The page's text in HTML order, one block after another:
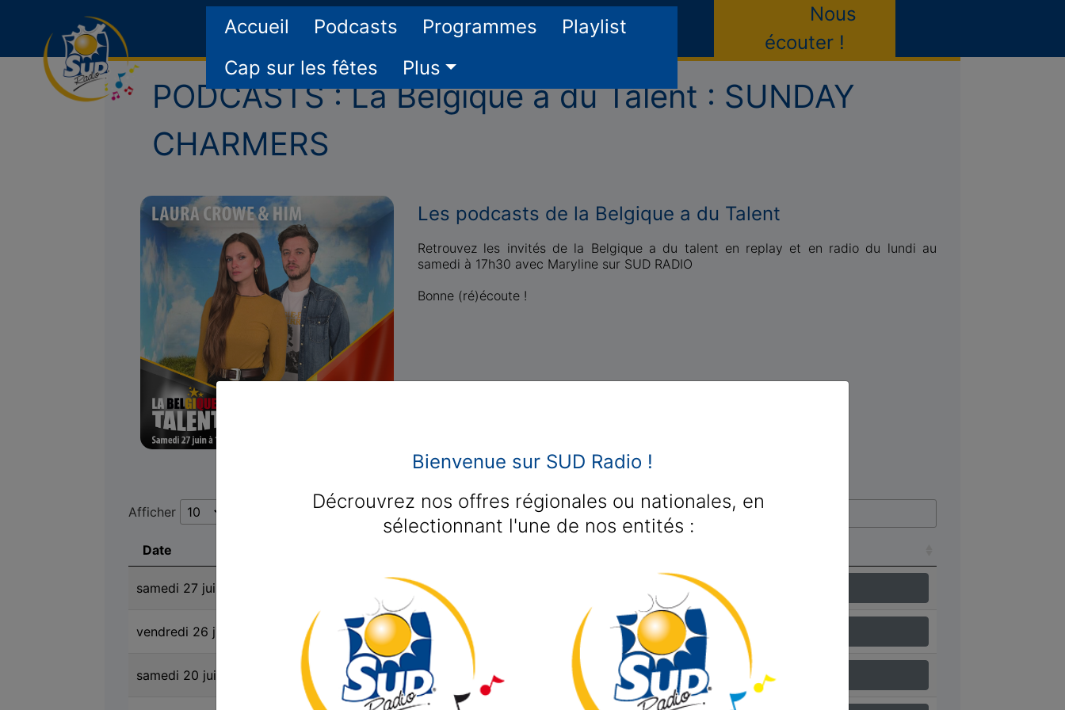
Bienvenue sur SUD Radio !
Décrouvrez nos offres régionales ou nationales, en
sélectionnant l'une de nos entités :
Accueil Podcasts Programmes
Playlist
Cap sur les fêtes
Plus
Nous
écouter !
PODCASTS : La Belgique a du Talent : SUNDAY
CHARMERS
Les podcasts de la Belgique a du Talent
Retrouvez les invités de la Belgique a du talent en replay et en radio du lundi au
samedi à 17h30 avec Maryline sur SUD RADIO
Bonne (ré)écoute !
Afficher Rechercher :
Date
samedi 27 juin 2026 SUNDAY CHARMERS
vendredi 26 juin 2026 SUNDAY CHARMERS
samedi 20 juin 2026 SUNDAY CHARMERS